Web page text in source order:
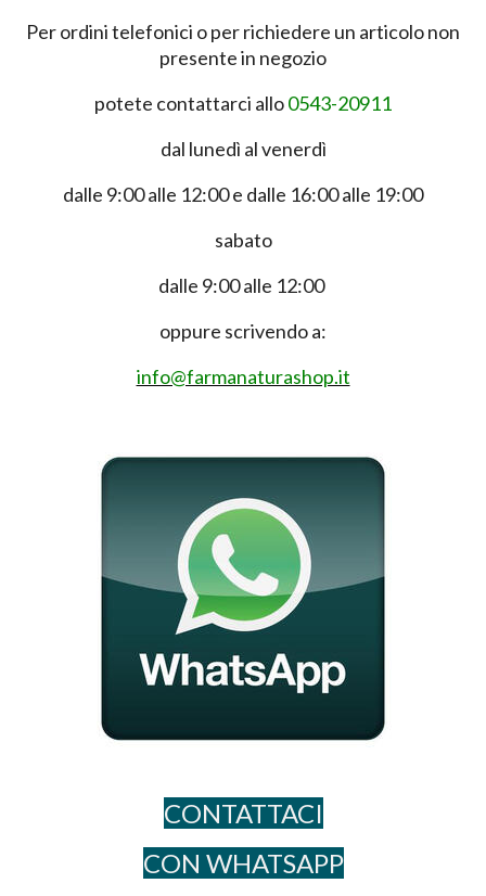
Per ordini telefonici o per richiedere un articolo non
presente in negozio
potete contattarci allo0543-20911
dal lunedì al venerdì
dalle 9:00 alle 12:00 e dalle 16:00 alle 19:00
sabato
dalle 9:00 alle 12:00
oppure scrivendo a:
info@farmanaturashop.it
CONTATTACI
CON WHATSAPP